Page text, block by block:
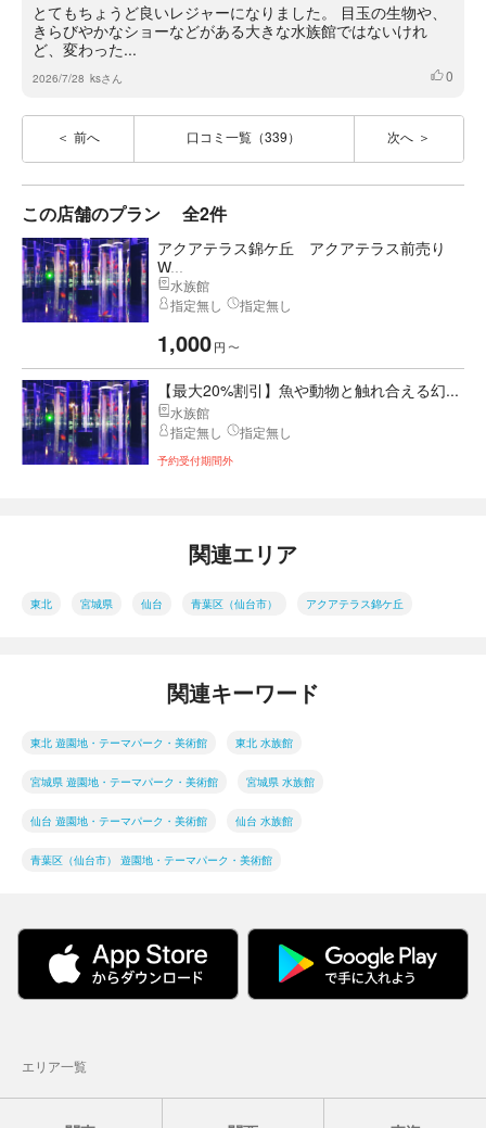
とてもちょうど良いレジャーになりました。 目玉の生物や、
きらびやかなショーなどがある大きな水族館ではないけれ
ど、変わった...
2026/7/28 ksさん いいね
0
前へ 口コミ一覧（339） 次へ
この店舗のプラン 全2件
アクアテラス錦ケ丘 アクアテラス前売り
W...
水族館
指定無し
指定無し
1,000円 〜
【最大20%割引】魚や動物と触れ合える幻...
水族館
指定無し
指定無し
予約受付期間外
関連エリア
東北 宮城県 仙台 青葉区（仙台市） アクアテラス錦ケ丘
関連キーワード
東北 遊園地・テーマパーク・美術館 東北 水族館
宮城県 遊園地・テーマパーク・美術館 宮城県 水族館
仙台 遊園地・テーマパーク・美術館 仙台 水族館
青葉区（仙台市） 遊園地・テーマパーク・美術館
エリア一覧